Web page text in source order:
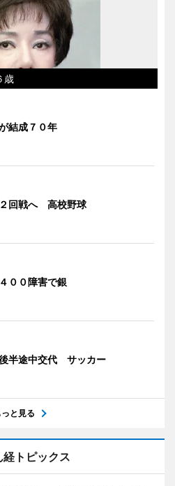
歳
結成７０年
回戦へ 高校野球
００障害で銀
後半途中交代 サッカー
っと見る
経トピックス